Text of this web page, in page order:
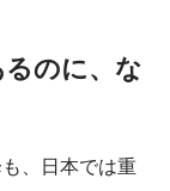
のに、な
、日本では重